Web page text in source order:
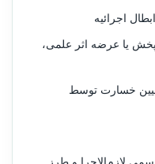
اجرائیه
&#۸۲۱۱; نشر یا پخش یا عرضه اثر علمی،
خسارت توسط